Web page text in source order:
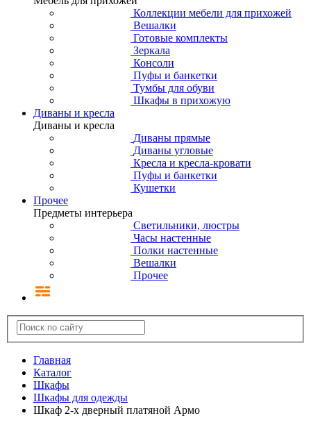
Коллекции мебели для прихожей
Вешалки
Готовые комплекты
Зеркала
Консоли
Пуфы и банкетки
Тумбы для обуви
Шкафы в прихожую
Диваны и кресла
Диваны и кресла
Диваны прямые
Диваны угловые
Кресла и кресла-кровати
Пуфы и банкетки
Кушетки
Прочее
Предметы интерьера
Светильники, люстры
Часы настенные
Полки настенные
Вешалки
Прочее
Главная
Каталог
Шкафы
Шкафы для одежды
Шкаф 2-х дверный платяной Армо